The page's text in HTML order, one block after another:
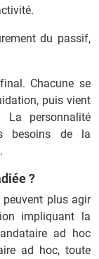
du passif,
Chacune se
puis vient
personnalité
besoins de la
?
plus agir
impliquant la
ad hoc
ad hoc, toute